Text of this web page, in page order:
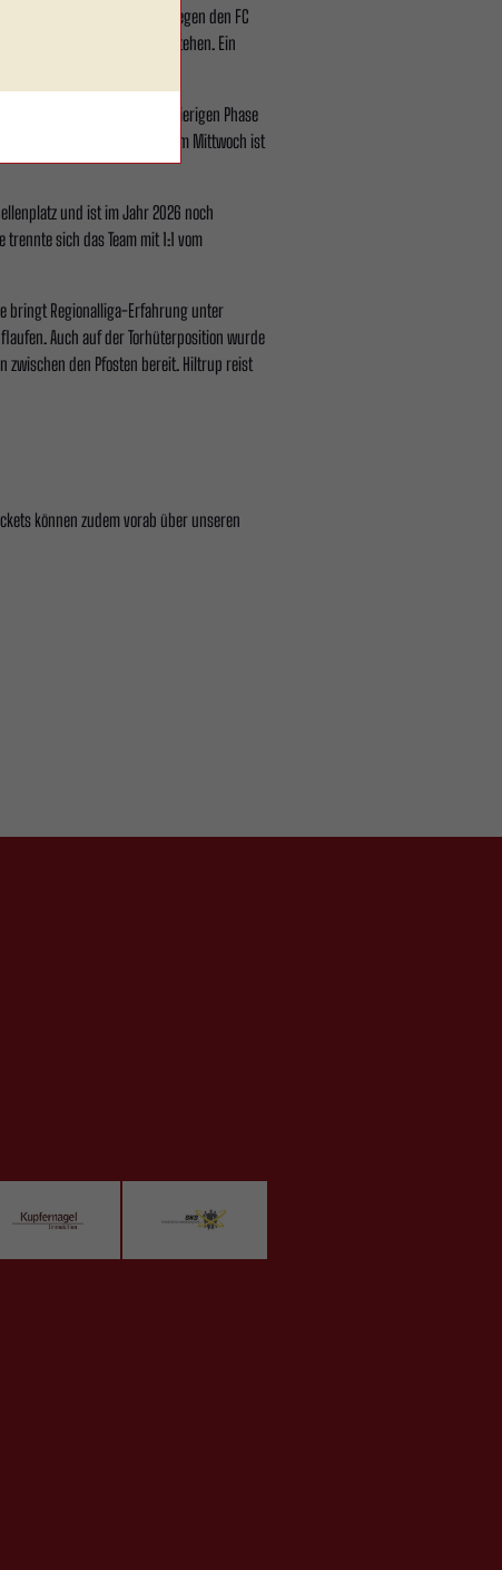
der Wintervorbereitung gegen den FC
nicht zur Verfügung stehen. Ein
in einer sportlich schwierigen Phase
Das Aufeinandertreffen am Mittwoch ist
und ist im Jahr 2026 noch
sich das Team mit 1:1 vom
bringt Regionalliga-Erfahrung unter
Auch auf der Torhüterposition wurde
zwischen den Pfosten bereit. Hiltrup reist
können zudem vorab über unseren